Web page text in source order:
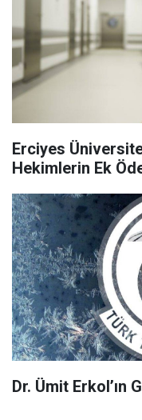
Erciyes
Hekimlerin Ek
Dr. Ümit Erkol’ın